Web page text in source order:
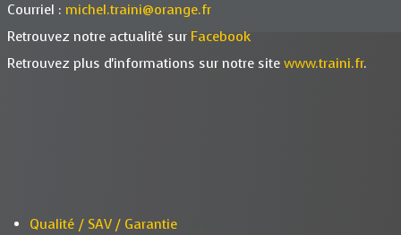
Courriel : michel.traini@orange.fr
Retrouvez notre actualité sur Facebook
Retrouvez plus d'informations sur notre site www.traini.fr.
Qualité / SAV / Garantie